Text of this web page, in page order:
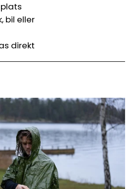
bil eller
direkt